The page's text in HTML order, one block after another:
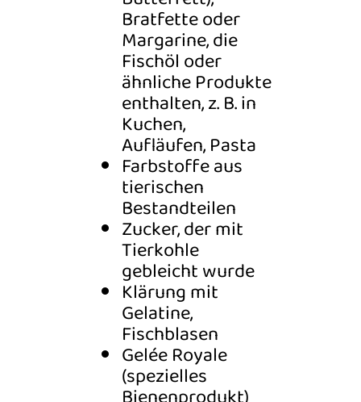
Bratfette oder
Margarine, die
Fischöl oder
ähnliche Produkte
enthalten, z. B. in
Kuchen,
Aufläufen, Pasta
Farbstoffe aus
tierischen
Bestandteilen
Zucker, der mit
Tierkohle
gebleicht wurde
Klärung mit
Gelatine,
Fischblasen
Gelée Royale
(spezielles